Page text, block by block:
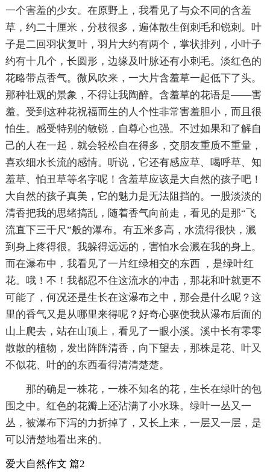
一个害羞的少女。在原野上，我看见了与众不同的含羞
草，约二十厘米，分枝很多，遍体散生倒刺毛和锐刺。叶
子是二回羽状复叶，羽片大约有两个，掌状排列，小叶子
约有十几个，长圆形，边缘及叶脉还有小刺毛。淡红色的
花略带点香气。微风吹来，一大片含羞草一起低下了头。
那种壮观的景象，不得让我陶醉。含羞草的花语是――害
羞。受到这种花祝福而生的人个性非常害羞胆小，而且很
怕生。感受特别的敏锐，自尊心也强。不过如果和了解自
己的人在一起，就会轻松自在得多，交朋友重质不重量，
喜欢细水长流的感情。听说，它还有感应草、喝呼草、知
羞草、怕丑草等名字呢！含羞草应该是大自然的孩子吧！
大自然的孩子真美，它的魅力是无法阻挡的。一股淡淡的
清香把我的思绪搞乱，随着香气向前走，看见的是那“飞
流直下三千尺”般的瀑布。有五米多高，水流得很快，溅
到身上疼得很。我躲得远远的，害怕水会溅在我的身上。
而在瀑布中，我看见了一片红绿相交的东西 ，是绿叶红
花。哦！不！我都忍不住这流水的冲击，那花和叶就更不
可能了，何况还是生长在这瀑布之中，那会是什么呢？这
里的香气又是从哪里来得呢？好奇心驱使我从瀑布后面的
山上爬去，站在山顶上，看见了一眼小溪。溪中长有零零
散散的植物，发出阵阵清香，向下望去，那株是花、叶又
不似花、叶的的东西看得清清楚楚。
那的确是一株花，一株不知名的花，生长在绿叶的包
围之中。红色的花瓣上还沾满了小水珠。绿叶一丛又一
丛，被瀑布下泻的力折掉了，又长上来，一层又一层，是
可以清楚地看出来的。
爱大自然作文 篇2